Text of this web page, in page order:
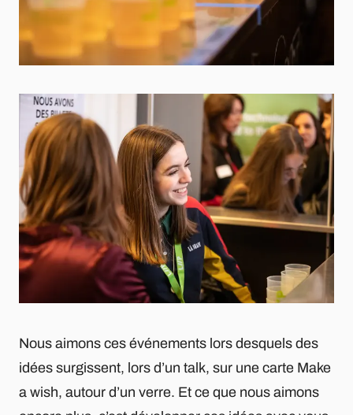
Nous aimons ces événements lors desquels des
idées surgissent, lors d’un talk, sur une carte Make
a wish, autour d’un verre. Et ce que nous aimons